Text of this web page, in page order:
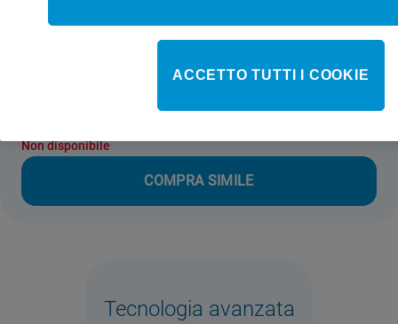
Non disponibile
COMPRA SIMILE
Tecnologia avanzata
ACCETTO TUTTI I COOKIE